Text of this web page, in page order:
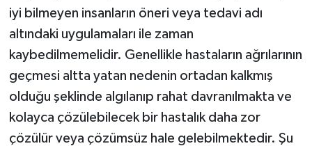
iyi bilmeyen insanların öneri veya tedavi adı
altındaki uygulamaları ile zaman
kaybedilmemelidir. Genellikle hastaların ağrılarının
geçmesi altta yatan nedenin ortadan kalkmış
olduğu şeklinde algılanıp rahat davranılmakta ve
kolayca çözülebilecek bir hastalık daha zor
çözülür veya çözümsüz hale gelebilmektedir. Şu